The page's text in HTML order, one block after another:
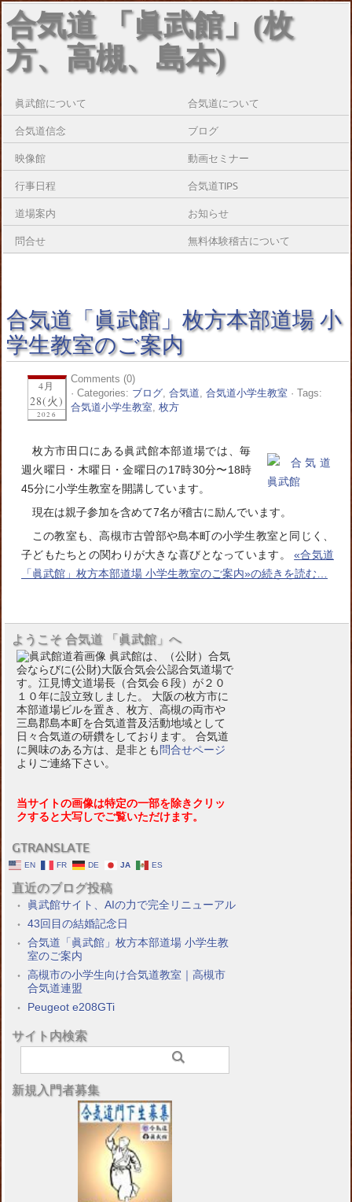
合気道 「眞武館」(枚
方、高槻、島本)
眞武館について 合気道について
合気道信念 ブログ
映像館 動画セミナー
行事日程 合気道TIPS
道場案内 お知らせ
問合せ 無料体験稽古について
合気道「眞武館」枚方本部道場 小
学生教室のご案内
4月
28(火)
2026
Comments (0)
· Categories: ブログ, 合気道, 合気道小学生教室 · Tags:
合気道小学生教室, 枚方
枚方市田口にある眞武館本部道場では、毎
週火曜日・木曜日・金曜日の17時30分〜18時
45分に小学生教室を開講しています。
現在は親子参加を含めて7名が稽古に励んでいます。
この教室も、高槻市古曽部や島本町の小学生教室と同じく、
子どもたちとの関わりが大きな喜びとなっています。«合気道
「眞武館」枚方本部道場 小学生教室のご案内»の続きを読む…
ようこそ 合気道 「眞武館」へ
眞武館は、（公財）合気
会ならびに(公財)大阪合気会公認合気道場で
す。江見博文道場長（合気会６段）が２０
１０年に設立致しました。 大阪の枚方市に
本部道場ビルを置き、枚方、高槻の両市や
三島郡島本町を合気道普及活動地域として
日々合気道の研鑽をしております。 合気道
に興味のある方は、是非とも 問合せページ
よりご連絡下さい。
当サイトの画像は特定の一部を除きクリッ
クすると大写しでご覧いただけます。
GTRANSLATE
EN FR DE JA ES
直近のブログ投稿
眞武館サイト、AIの力で完全リニューアル
43回目の結婚記念日
合気道「眞武館」枚方本部道場 小学生教
室のご案内
高槻市の小学生向け合気道教室｜高槻市
合気道連盟
Peugeot e208GTi
サイト内検索
新規入門者募集